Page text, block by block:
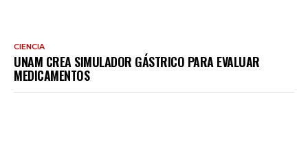
CIENCIA
UNAM CREA SIMULADOR GÁSTRICO PARA EVALUAR
MEDICAMENTOS